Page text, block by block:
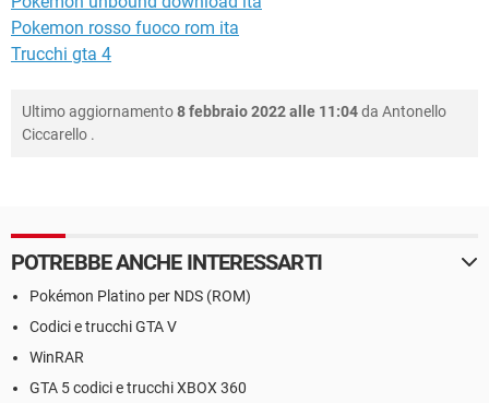
Pokemon rosso fuoco rom ita
Trucchi gta 4
Ultimo aggiornamento8 febbraio 2022 alle 11:04da Antonello
Ciccarello .
POTREBBE ANCHE INTERESSARTI
Pokémon Platino per NDS (ROM)
Codici e trucchi GTA V
WinRAR
GTA 5 codici e trucchi XBOX 360